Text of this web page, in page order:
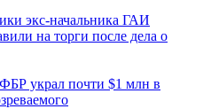
экс-начальника ГАИ
на торги после дела о
украл почти $1 млн в